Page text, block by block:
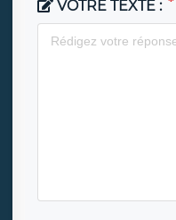
VOTRE TEXTE :